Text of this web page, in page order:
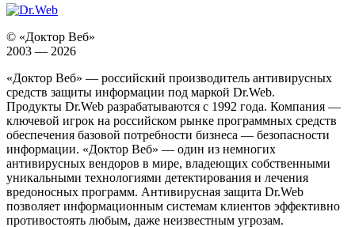
© «Доктор Веб»
2003 — 2026
«Доктор Веб» — российский производитель антивирусных
средств защиты информации под маркой Dr.Web.
Продукты Dr.Web разрабатываются с 1992 года. Компания —
ключевой игрок на российском рынке программных средств
обеспечения базовой потребности бизнеса — безопасности
информации. «Доктор Веб» — один из немногих
антивирусных вендоров в мире, владеющих собственными
уникальными технологиями детектирования и лечения
вредоносных программ. Антивирусная защита Dr.Web
позволяет информационным системам клиентов эффективно
противостоять любым, даже неизвестным угрозам.